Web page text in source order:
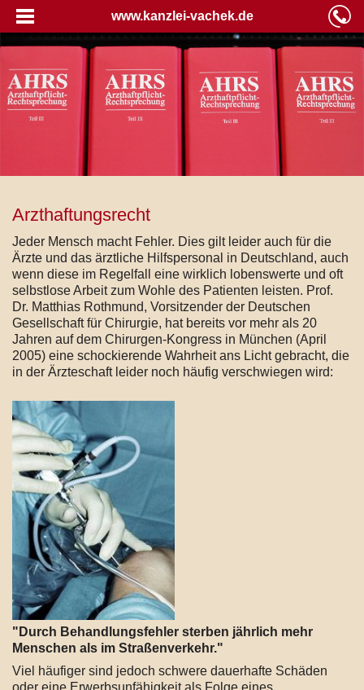
www.kanzlei-vachek.de
Arzthaftungsrecht
Jeder Mensch macht Fehler. Dies gilt leider auch für die
Ärzte und das ärztliche Hilfspersonal in Deutschland, auch
wenn diese im Regelfall eine wirklich lobenswerte und oft
selbstlose Arbeit zum Wohle des Patienten leisten. Prof.
Dr. Matthias Rothmund, Vorsitzender der Deutschen
Gesellschaft für Chirurgie, hat bereits vor mehr als 20
Jahren auf dem Chirurgen-Kongress in München (April
2005) eine schockierende Wahrheit ans Licht gebracht, die
in der Ärzteschaft leider noch häufig verschwiegen wird:
"Durch Behandlungsfehler sterben jährlich mehr
Menschen als im Straßenverkehr."
Viel häufiger sind jedoch schwere dauerhafte Schäden